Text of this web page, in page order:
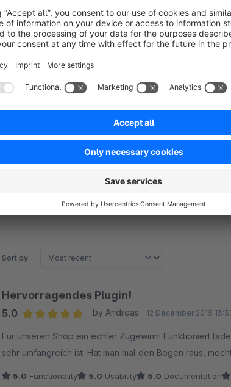
Artikel-Kategorie
Über dieses Element können Sie eine
Gruppe im Menü ausgegeben.
Link-Gruppe
Dieses Inhaltselement dient zur Hinterlegung
Banner
Über dieses Element können Sie bequem
Haftungsausschluss:
Wir entwickeln, testen und supporten unsere
Kompatibilität zu anderen Shopware Plugins, die
Shopbetreiber selbst oder aber durch seine
Show full description
Sort by
Hervorragendes Plugin!
5.0
by Andreas 12 December 2015
Für unseren Shop ein echter Zugewinn! Funktioniert
sehr umfangreich ist. Hat man mal den Bogen raus,
5.0 Functionality 5.0 Usability 5.0 Documentation